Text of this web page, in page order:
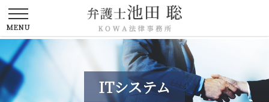
ITシステム